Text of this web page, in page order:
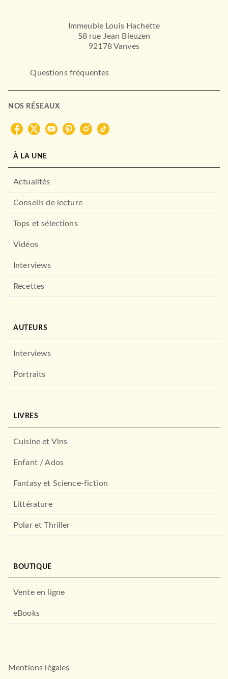
LITTÉRATURE GÉNÉRALE
GRASSET
Les Onze mille verges
STOCK
Immeuble Louis Hachette
58 rue Jean Bleuzen
92178 Vanves
Questions fréquentes
NOS RÉSEAUX
À LA UNE
Actualités
Conseils de lecture
Tops et sélections
Vidéos
Interviews
Recettes
AUTEURS
Interviews
Portraits
LIVRES
Cuisine et Vins
Enfant / Ados
Fantasy et Science-fiction
Littérature
Polar et Thriller
BOUTIQUE
Vente en ligne
eBooks
Mentions légales